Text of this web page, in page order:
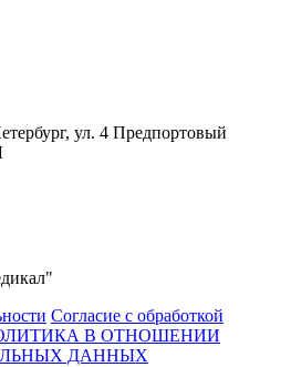
ул. 4 Предпортовый
Согласие с обработкой
В ОТНОШЕНИИ
ДАННЫХ